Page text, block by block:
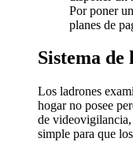
Por poner
planes de
Sistema de
Los ladrones
hogar no posee
de videovigilancia,
simple para que